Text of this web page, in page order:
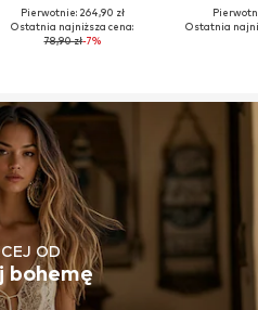
Pierwotnie: 264,90 zł
Ostatnia najniższa cena:
78,90 zł-7%
Ostatnia
OD
bohemę